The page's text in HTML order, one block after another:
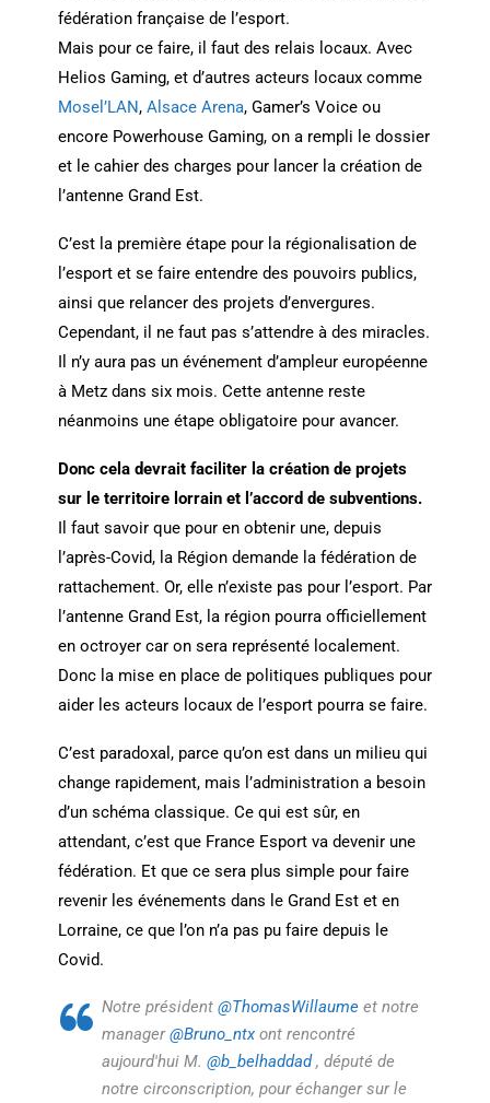
fédération française de l’esport.
Mais pour ce faire, il faut des relais locaux. Avec
Helios Gaming, et d’autres acteurs locaux comme
Mosel’LAN, Alsace Arena, Gamer’s Voice ou
encore Powerhouse Gaming, on a rempli le dossier
et le cahier des charges pour lancer la création de
l’antenne Grand Est.
C’est la première étape pour la régionalisation de
l’esport et se faire entendre des pouvoirs publics,
ainsi que relancer des projets d’envergures.
Cependant, il ne faut pas s’attendre à des miracles.
Il n’y aura pas un événement d’ampleur européenne
à Metz dans six mois. Cette antenne reste
néanmoins une étape obligatoire pour avancer.
Donc cela devrait faciliter la création de projets
sur le territoire lorrain et l’accord de subventions.
Il faut savoir que pour en obtenir une, depuis
l’après-Covid, la Région demande la fédération de
rattachement. Or, elle n’existe pas pour l’esport. Par
l’antenne Grand Est, la région pourra officiellement
en octroyer car on sera représenté localement.
Donc la mise en place de politiques publiques pour
aider les acteurs locaux de l’esport pourra se faire.
C’est paradoxal, parce qu’on est dans un milieu qui
change rapidement, mais l’administration a besoin
d’un schéma classique. Ce qui est sûr, en
attendant, c’est que France Esport va devenir une
fédération. Et que ce sera plus simple pour faire
revenir les événements dans le Grand Est et en
Lorraine, ce que l’on n’a pas pu faire depuis le
Covid.
Notre président @ThomasWillaumeet notre
manager@Bruno_ntxont rencontré
aujourd'hui M. @b_belhaddad, député de
notre circonscription, pour échanger sur le